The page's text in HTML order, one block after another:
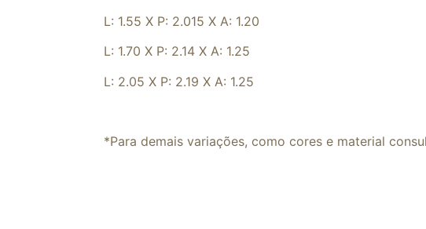
L: 1.55 X P: 2.015 X A: 1.20
L: 1.70 X P: 2.14 X A: 1.25
L: 2.05 X P: 2.19 X A: 1.25
*Para demais variações, como cores e material